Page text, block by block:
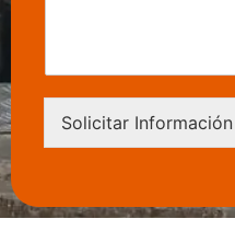
Solicitar Información